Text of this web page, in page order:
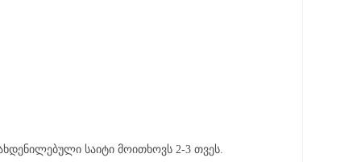
საიტი მოითხოვს 2-3 თვეს.